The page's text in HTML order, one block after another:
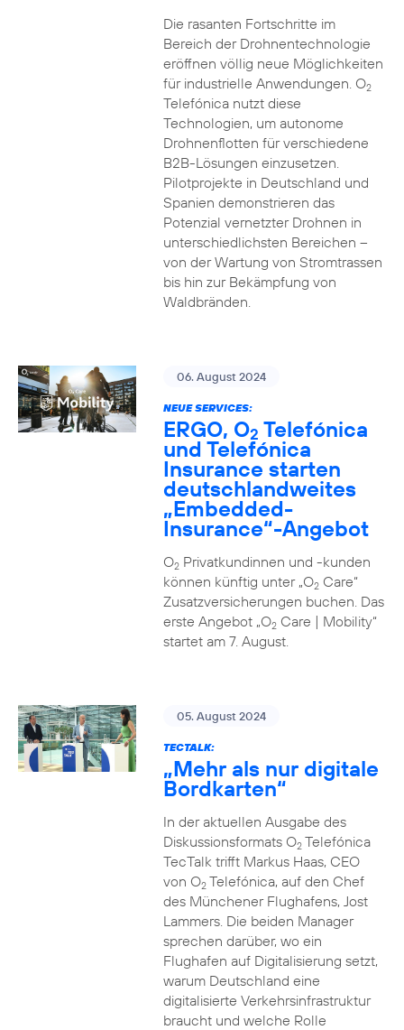
Die rasanten Fortschritte im
Bereich der Drohnentechnologie
eröffnen völlig neue Möglichkeiten
für industrielle Anwendungen. O2
Telefónica nutzt diese
Technologien, um autonome
Drohnenflotten für verschiedene
B2B-Lösungen einzusetzen.
Pilotprojekte in Deutschland und
Spanien demonstrieren das
Potenzial vernetzter Drohnen in
unterschiedlichsten Bereichen –
von der Wartung von Stromtrassen
bis hin zur Bekämpfung von
Waldbränden.
06. August 2024
NEUE SERVICES:
ERGO, O2 Telefónica
und Telefónica
Insurance starten
deutschlandweites
„Embedded-
Insurance“-Angebot
O2Privatkundinnen und -kunden
können künftig unter „O2Care“
Zusatzversicherungen buchen. Das
erste Angebot „O2Care | Mobility“
startet am 7. August.
05. August 2024
TECTALK:
„Mehr als nur digitale
Bordkarten“
In der aktuellen Ausgabe des
Diskussionsformats O2Telefónica
TecTalk trifft Markus Haas, CEO
von O2Telefónica, auf den Chef
des Münchener Flughafens, Jost
Lammers. Die beiden Manager
sprechen darüber, wo ein
Flughafen auf Digitalisierung setzt,
warum Deutschland eine
digitalisierte Verkehrsinfrastruktur
braucht und welche Rolle